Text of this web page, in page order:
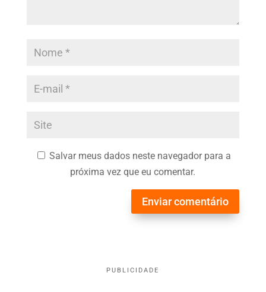
Salvar meus dados neste navegador para a
próxima vez que eu comentar.
Enviar comentário
PUBLICIDADE